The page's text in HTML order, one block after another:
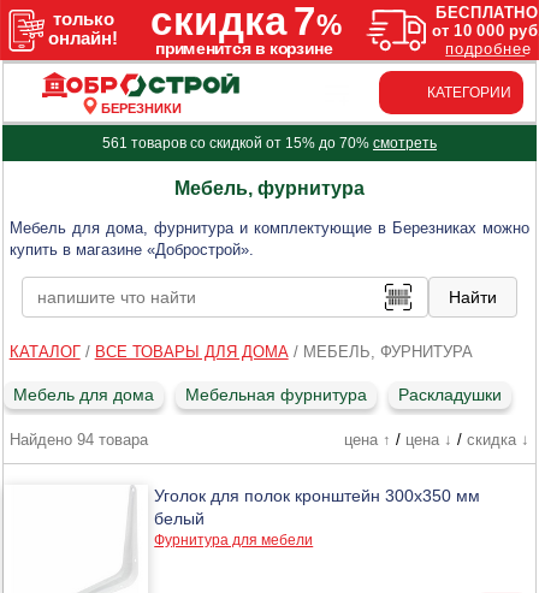
БЕРЕЗНИКИ
КАТЕГОРИИ
561 товаров со скидкой от 15% до 70% смотреть
Мебель, фурнитура
Мебель для дома, фурнитура и комплектующие в Березниках можно
купить в магазине «Добрострой».
КАТАЛОГ/ ВСЕ ТОВАРЫ ДЛЯ ДОМА/ МЕБЕЛЬ, ФУРНИТУРА
Мебель для дома Мебельная фурнитура Раскладушки
Найдено 94 товара цена ↑ / цена ↓ / скидка ↓
Уголок для полок кронштейн 300х350 мм
белый
Фурнитура для мебели